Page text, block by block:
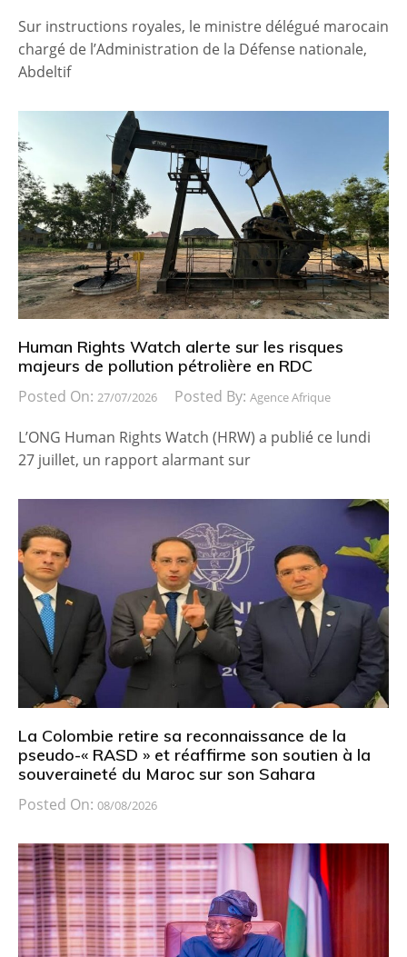
Sur instructions royales, le ministre délégué marocain
chargé de l’Administration de la Défense nationale,
Abdeltif
Human Rights Watch alerte sur les risques
majeurs de pollution pétrolière en RDC
Posted On: 27/07/2026 Posted By: Agence Afrique
L’ONG Human Rights Watch (HRW) a publié ce lundi
27 juillet, un rapport alarmant sur
La Colombie retire sa reconnaissance de la
pseudo-« RASD » et réaffirme son soutien à la
souveraineté du Maroc sur son Sahara
Posted On: 08/08/2026